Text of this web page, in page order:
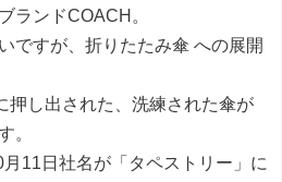
ランドCOACH。
ですが、折りたたみ傘 への展開
押し出された、洗練された傘が
。
11日社名が「タペストリー」に